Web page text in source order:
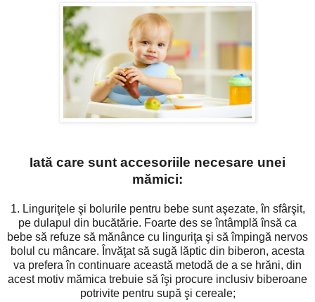
Iată care sunt accesoriile necesare unei
mămici:
1. Linguriţele şi bolurile pentru bebe sunt aşezate, în sfârşit,
pe dulapul din bucătărie. Foarte des se întâmplă însă ca
bebe să refuze să mănânce cu linguriţa şi să împingă nervos
bolul cu mâncare. Învăţat să sugă lăptic din biberon, acesta
va prefera în continuare această metodă de a se hrăni, din
acest motiv mămica trebuie să îşi procure inclusiv biberoane
potrivite pentru supă şi cereale;